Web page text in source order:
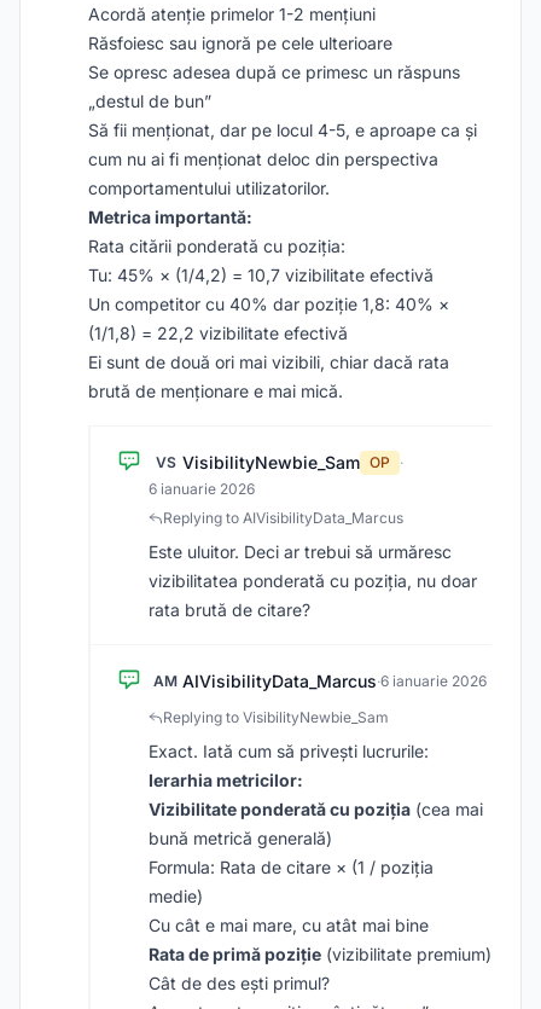
Acordă atenție primelor 1-2 mențiuni
Răsfoiesc sau ignoră pe cele ulterioare
Se opresc adesea după ce primesc un răspuns
„destul de bun”
Să fii menționat, dar pe locul 4-5, e aproape ca și
cum nu ai fi menționat deloc din perspectiva
comportamentului utilizatorilor.
Metrica importantă:
Rata citării ponderată cu poziția:
Tu: 45% × (1/4,2) = 10,7 vizibilitate efectivă
Un competitor cu 40% dar poziție 1,8: 40% ×
(1/1,8) = 22,2 vizibilitate efectivă
Ei sunt de două ori mai vizibili, chiar dacă rata
brută de menționare e mai mică.
VS VisibilityNewbie_Sam OP
·
6 ianuarie 2026
Replying to AIVisibilityData_Marcus
Este uluitor. Deci ar trebui să urmăresc
vizibilitatea ponderată cu poziția, nu doar
rata brută de citare?
AM AIVisibilityData_Marcus·6 ianuarie 2026
Replying to VisibilityNewbie_Sam
Exact. Iată cum să privești lucrurile:
Ierarhia metricilor:
Vizibilitate ponderată cu poziția (cea mai
bună metrică generală)
Formula: Rata de citare × (1 / poziția
medie)
Cu cât e mai mare, cu atât mai bine
Rata de primă poziție (vizibilitate premium)
Cât de des ești primul?